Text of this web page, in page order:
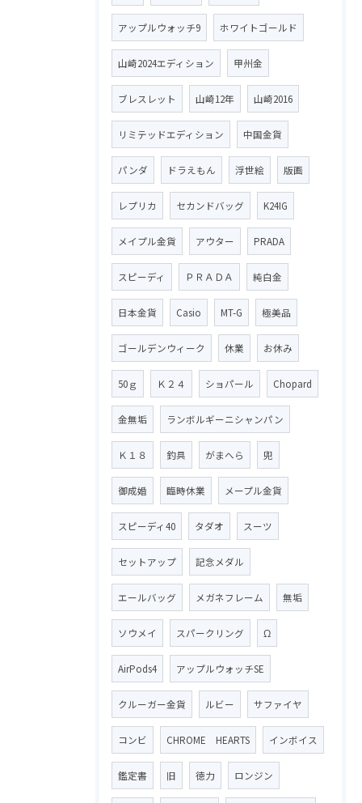
アップルウォッチ9 ホワイトゴールド
山崎2024エディション 甲州金
ブレスレット 山崎12年 山崎2016
リミテッドエディション 中国金貨
パンダ ドラえもん 浮世絵 版画
レプリカ セカンドバッグ K24IG
メイプル金貨 アウター PRADA
スピーディ ＰＲＡＤＡ 純白金
日本金貨 Casio MT-G 極美品
ゴールデンウィーク 休業 お休み
50ｇ Ｋ２４ ショパール Chopard
金無垢 ランボルギーニシャンパン
Ｋ１８ 釣具 がまへら 兜
御成婚 臨時休業 メープル金貨
スピーディ40 タダオ スーツ
セットアップ 記念メダル
エールバッグ メガネフレーム 無垢
ソウメイ スパークリング Ω
AirPods4 アップルウォッチSE
クルーガー金貨 ルビー サファイヤ
コンビ CHROME HEARTS インボイス
鑑定書 旧 徳力 ロンジン